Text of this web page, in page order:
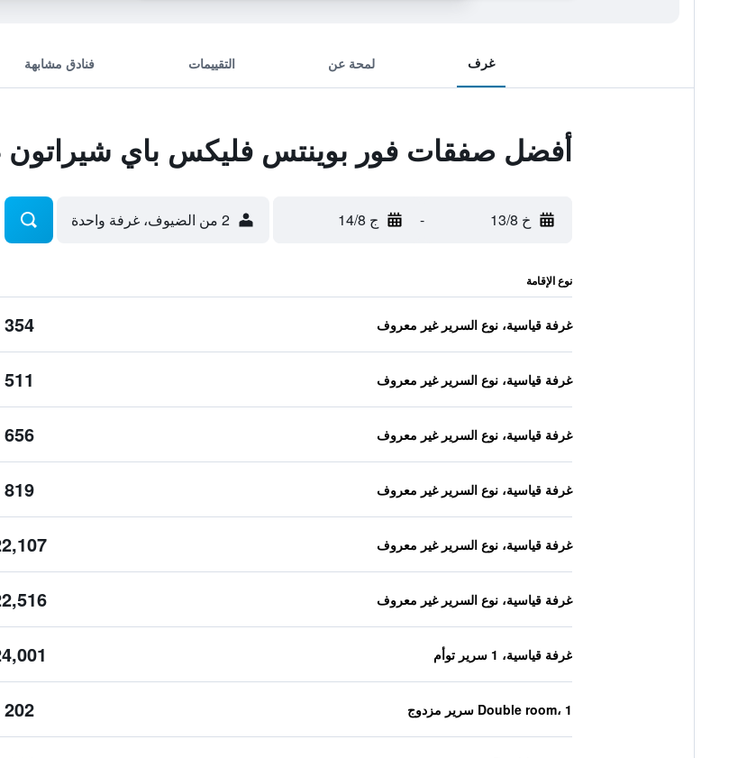
غرف لمحة عن التقييمات فنادق مشابهة
أفضل صفقات فور بوينتس فليكس باي شيراتون
خ 13/8 - ج 14/8 2 من الضيوف، غرفة واحدة
نوع الإقامة
غرفة قياسية، نوع السرير غير معروف 354 ﷼
غرفة قياسية، نوع السرير غير معروف 511 ﷼
غرفة قياسية، نوع السرير غير معروف 656 ﷼
غرفة قياسية، نوع السرير غير معروف 819 ﷼
غرفة قياسية، نوع السرير غير معروف
غرفة قياسية، نوع السرير غير معروف
غرفة قياسية، 1 سرير توأم
Double room، 1 سرير مزدوج 202 ﷼